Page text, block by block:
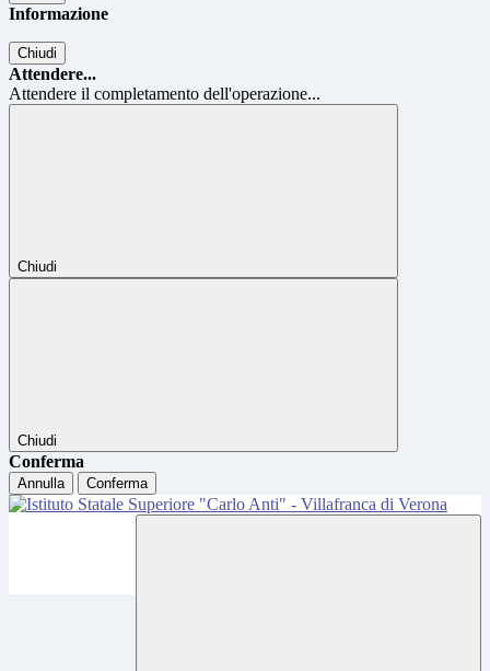
Informazione
Chiudi
Attendere...
Attendere il completamento dell'operazione...
Chiudi
Chiudi
Conferma
Annulla Conferma